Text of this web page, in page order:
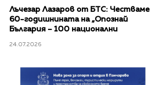
Лъчезар Лазаров от БТС: Честваме
60-годишнината на „Опознай
България – 100 национални
24.07.2026